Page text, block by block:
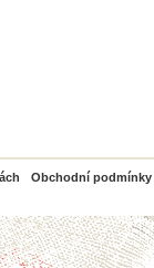
Obchodní podmínky
PayPal